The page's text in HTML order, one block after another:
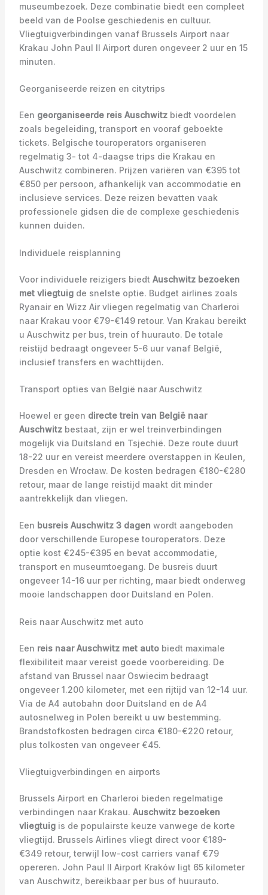
museumbezoek. Deze combinatie biedt een compleet
beeld van de Poolse geschiedenis en cultuur.
Vliegtuigverbindingen vanaf Brussels Airport naar
Krakau John Paul II Airport duren ongeveer 2 uur en 15
minuten.
Georganiseerde reizen en citytrips
Een georganiseerde reis Auschwitzbiedt voordelen
zoals begeleiding, transport en vooraf geboekte
tickets. Belgische touroperators organiseren
regelmatig 3- tot 4-daagse trips die Krakau en
Auschwitz combineren. Prijzen variëren van €395 tot
€850 per persoon, afhankelijk van accommodatie en
inclusieve services. Deze reizen bevatten vaak
professionele gidsen die de complexe geschiedenis
kunnen duiden.
Individuele reisplanning
Voor individuele reizigers biedt Auschwitz bezoeken
met vliegtuigde snelste optie. Budget airlines zoals
Ryanair en Wizz Air vliegen regelmatig van Charleroi
naar Krakau voor €79-€149 retour. Van Krakau bereikt
u Auschwitz per bus, trein of huurauto. De totale
reistijd bedraagt ongeveer 5-6 uur vanaf België,
inclusief transfers en wachttijden.
Transport opties van België naar Auschwitz
Hoewel er geen directe trein van België naar
Auschwitzbestaat, zijn er wel treinverbindingen
mogelijk via Duitsland en Tsjechië. Deze route duurt
18-22 uur en vereist meerdere overstappen in Keulen,
Dresden en Wrocław. De kosten bedragen €180-€280
retour, maar de lange reistijd maakt dit minder
aantrekkelijk dan vliegen.
Een busreis Auschwitz 3 dagen wordt aangeboden
door verschillende Europese touroperators. Deze
optie kost €245-€395 en bevat accommodatie,
transport en museumtoegang. De busreis duurt
ongeveer 14-16 uur per richting, maar biedt onderweg
mooie landschappen door Duitsland en Polen.
Reis naar Auschwitz met auto
Een reis naar Auschwitz met autobiedt maximale
flexibiliteit maar vereist goede voorbereiding. De
afstand van Brussel naar Oswiecim bedraagt
ongeveer 1.200 kilometer, met een rijtijd van 12-14 uur.
Via de A4 autobahn door Duitsland en de A4
autosnelweg in Polen bereikt u uw bestemming.
Brandstofkosten bedragen circa €180-€220 retour,
plus tolkosten van ongeveer €45.
Vliegtuigverbindingen en airports
Brussels Airport en Charleroi bieden regelmatige
verbindingen naar Krakau. Auschwitz bezoeken
vliegtuigis de populairste keuze vanwege de korte
vliegtijd. Brussels Airlines vliegt direct voor €189-
€349 retour, terwijl low-cost carriers vanaf €79
opereren. John Paul II Airport Kraków ligt 65 kilometer
van Auschwitz, bereikbaar per bus of huurauto.